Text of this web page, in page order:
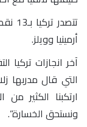
أرمينيا وويلز.
آخر انجازات تركيا
التي قال مدربها
ارتكبنا الكثير
ونستحق الخسارة”.